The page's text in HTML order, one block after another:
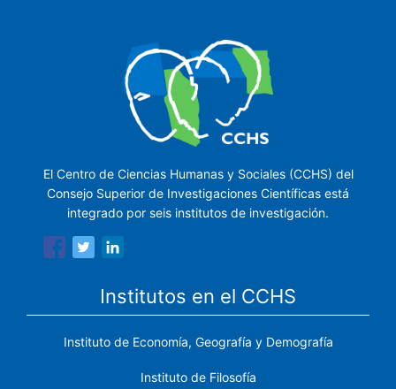
El Centro de Ciencias Humanas y Sociales (CCHS) del
Consejo Superior de Investigaciones Científicas está
integrado por seis institutos de investigación.
Institutos en el CCHS
Instituto de Economía, Geografía y Demografía
Instituto de Filosofía